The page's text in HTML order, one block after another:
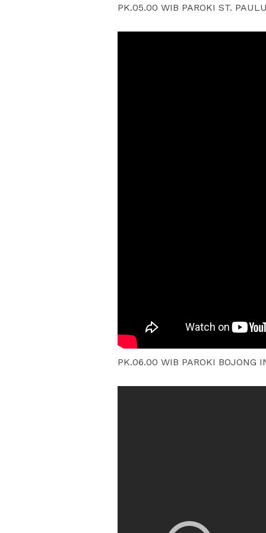
PK.05.00 WIB PAROKI ST.
PK.06.00 WIB PAROKI BOJONG